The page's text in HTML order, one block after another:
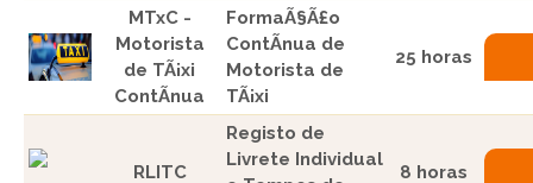
MTxC -
Motorista
de TÃ¡xi
ContÃ­nua
FormaÃ§Ã£o
ContÃ­nua de
Motorista de
TÃ¡xi
25 horas
RLITC
Registo de
Livrete Individual
8 horas